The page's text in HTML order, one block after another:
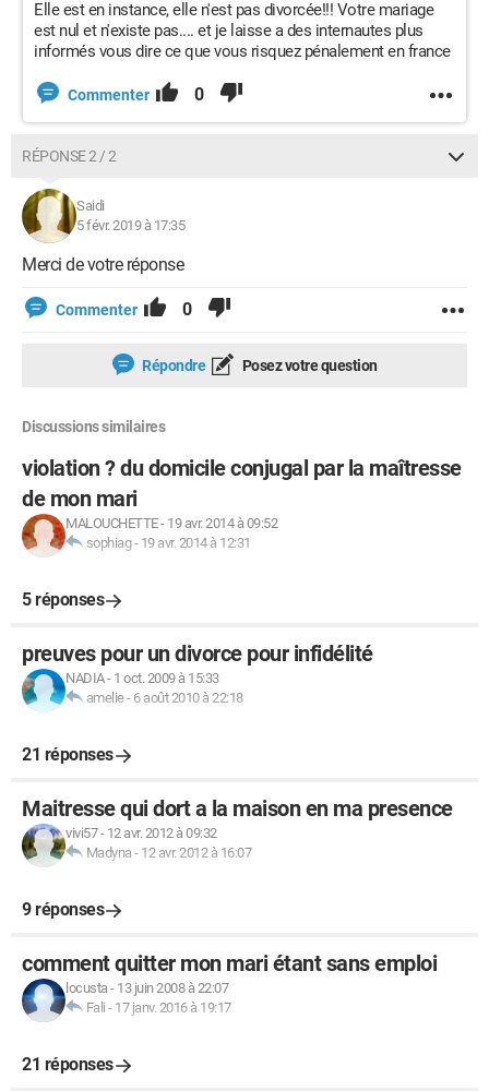
Elle est en instance, elle n'est pas divorcée!!! Votre mariage
est nul et n'existe pas.... et je laisse a des internautes plus
informés vous dire ce que vous risquez pénalement en france
Commenter 0
RÉPONSE 2 / 2
Saidi
5 févr. 2019 à 17:35
Merci de votre réponse
Commenter 0
Répondre Posez votre question
Discussions similaires
violation ? du domicile conjugal par la maîtresse
de mon mari
MALOUCHETTE- 19 avr. 2014 à 09:52
sophiag- 19 avr. 2014 à 12:31
5 réponses
preuves pour un divorce pour infidélité
NADIA- 1 oct. 2009 à 15:33
amelie- 6 août 2010 à 22:18
21 réponses
Maitresse qui dort a la maison en ma presence
vivi57- 12 avr. 2012 à 09:32
Madyna - 12 avr. 2012 à 16:07
9 réponses
comment quitter mon mari étant sans emploi
locusta- 13 juin 2008 à 22:07
Fali - 17 janv. 2016 à 19:17
21 réponses